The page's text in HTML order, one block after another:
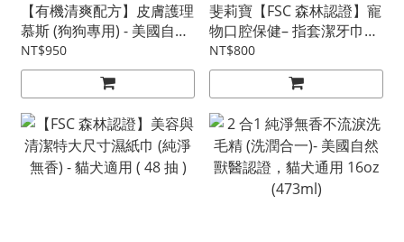
【有機清爽配方】皮膚護理
慕斯 (狗狗專用) - 美國自然
獸醫認證，7.5 FL OZ
NT$950
斐莉寶【FSC 森林認證】寵
物口腔保健– 指套潔牙巾
(50入)
NT$800